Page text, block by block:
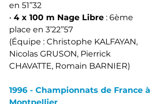
en 51’’32
• 4 x 100 m Nage Libre : 6ème
place en 3’22’’57
(Équipe : Christophe KALFAYAN,
Nicolas GRUSON, Pierrick
CHAVATTE, Romain BARNIER)
1996 - Championnats de France à